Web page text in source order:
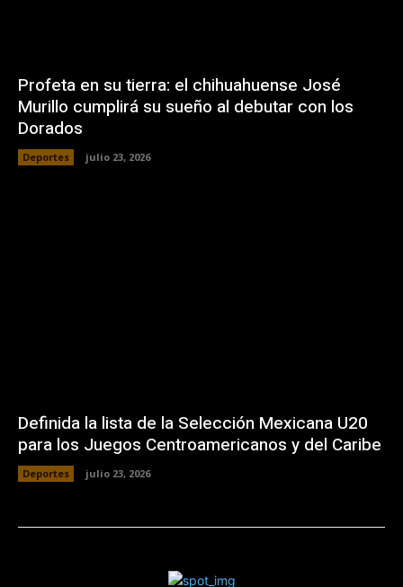
Profeta en su tierra: el chihuahuense José
Murillo cumplirá su sueño al debutar con los
Dorados
Deportes julio 23, 2026
Definida la lista de la Selección Mexicana U20
para los Juegos Centroamericanos y del Caribe
Deportes julio 23, 2026